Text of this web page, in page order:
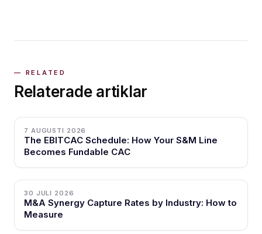
Relaterade artiklar
7 AUGUSTI 2026
The EBITCAC Schedule: How Your S&M Line
Becomes Fundable CAC
30 JULI 2026
M&A Synergy Capture Rates by Industry: How to
Measure